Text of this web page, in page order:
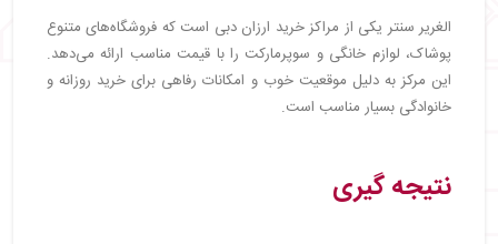
الغریر سنتر یکی از مراکز خرید ارزان دبی است که فروشگاه‌های متنوع
پوشاک، لوازم خانگی و سوپرمارکت را با قیمت مناسب ارائه می‌دهد.
این مرکز به دلیل موقعیت خوب و امکانات رفاهی برای خرید روزانه و
خانوادگی بسیار مناسب است.
نتیجه گیری